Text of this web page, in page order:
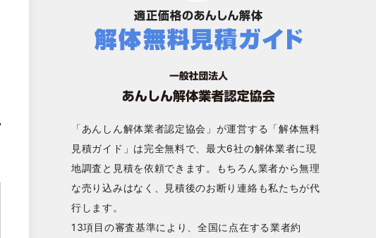
「あんしん解体業者認定協会」が運営する「解体無料
見積ガイド」は完全無料で、最大6社の解体業者に現
地調査と見積を依頼できます。もちろん業者から無理
な売り込みはなく、見積後のお断り連絡も私たちが代
行します。
13項目の審査基準により、全国に点在する業者約